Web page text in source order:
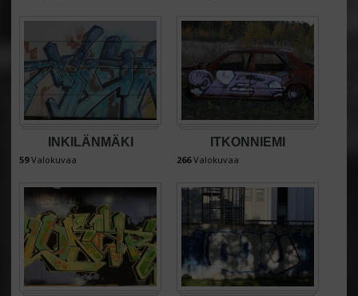
INKILÄNMÄKI
59Valokuvaa
ITKONNIEMI
266Valokuvaa